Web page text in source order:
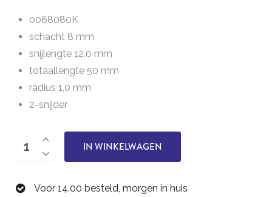
0068080K
schacht 8 mm
snijlengte 12,0 mm
totaallengte 50 mm
radius 1,0 mm
2-snijder
hoekradius
mm
IN WINKELWAGEN
Voor 14.00 besteld, morgen in huis